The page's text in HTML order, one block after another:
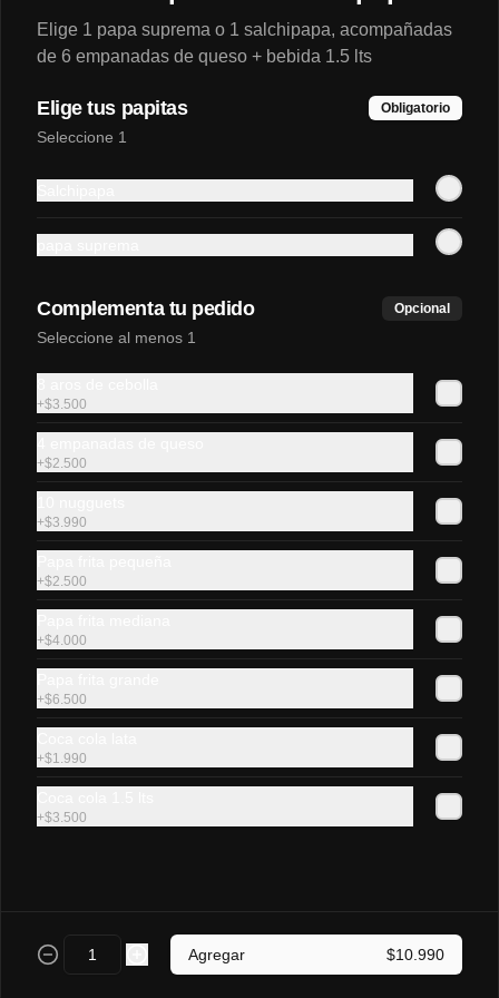
$4.990
Pan 100% vegetal, hamburguesa not
$5.500
palta natural y mayonesa casera en pan
Sándwich de lomito de cerdo, queso
gauda fundido en pan frica mediano.
Sándwich de lomito de cerdo, tomate,
Vienesas y As 🌭
Elige 1 papa suprema o 1 salchipapa, acompañadas
de 6 empanadas de queso + bebida 1.5 lts
Elige tus papitas Obligatorio
Seleccione 1
Complementa tu pedido Opcional
Seleccione al menos 1
+$3.500
+$2.500
+$3.990
+$2.500
+$4.000
+$6.500
+$1.990
+$3.500
Agregar $10.990